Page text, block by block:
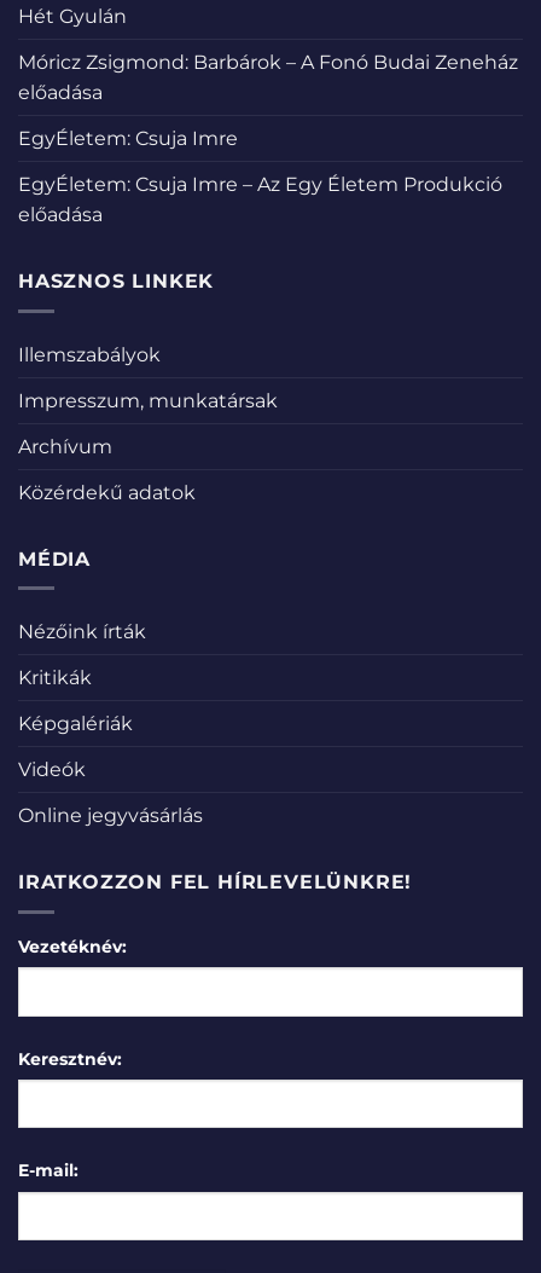
Hét Gyulán
Móricz Zsigmond: Barbárok – A Fonó Budai Zeneház
előadása
EgyÉletem: Csuja Imre
EgyÉletem: Csuja Imre – Az Egy Életem Produkció
előadása
HASZNOS LINKEK
Illemszabályok
Impresszum, munkatársak
Archívum
Közérdekű adatok
MÉDIA
Nézőink írták
Kritikák
Képgalériák
Videók
Online jegyvásárlás
IRATKOZZON FEL HÍRLEVELÜNKRE!
Vezetéknév:
Keresztnév:
E-mail: